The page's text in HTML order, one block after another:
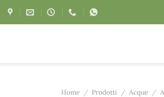
Home / Prodotti / Acque /